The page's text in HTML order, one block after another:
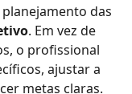
das
. Em vez de
o profissional
ajustar a
metas claras.